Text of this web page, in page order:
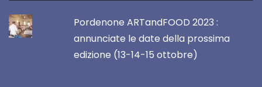
Pordenone ARTandFOOD 2023 :
annunciate le date della prossima
edizione (13-14-15 ottobre)